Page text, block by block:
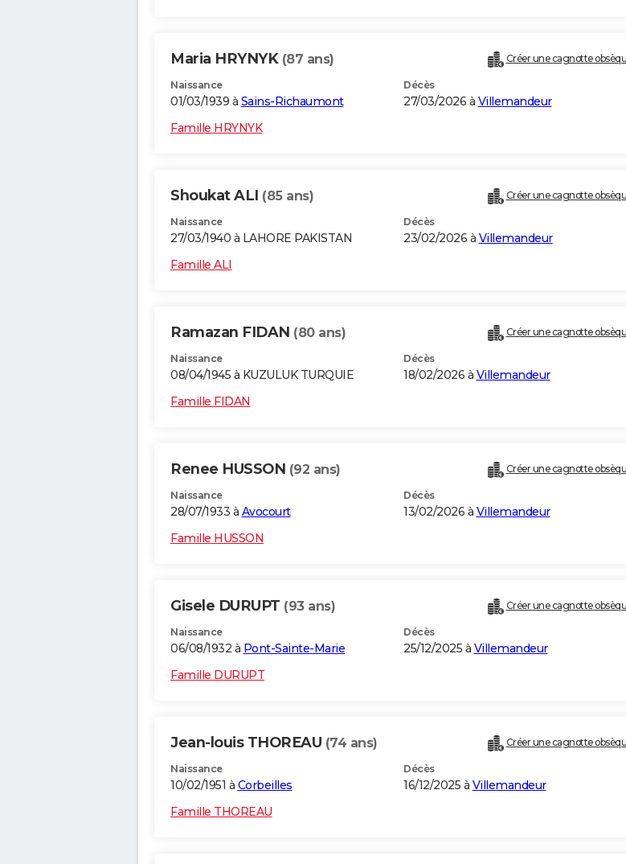
Maria HRYNYK (87 ans) Créer une cagnotte
Naissance
01/03/1939 à Sains-Richaumont
Décès
27/03/2026 à Villemandeur
Famille HRYNYK
Shoukat ALI (85 ans) Créer une cagnotte
Naissance
27/03/1940 à LAHORE PAKISTAN
Décès
23/02/2026 à Villemandeur
Famille ALI
Ramazan FIDAN (80 ans) Créer une cagnotte
Naissance
08/04/1945 à KUZULUK TURQUIE
Décès
18/02/2026 à Villemandeur
Famille FIDAN
Renee HUSSON (92 ans) Créer une cagnotte
Naissance
28/07/1933 à Avocourt
Décès
13/02/2026 à Villemandeur
Famille HUSSON
Gisele DURUPT (93 ans) Créer une cagnotte
Naissance
06/08/1932 à Pont-Sainte-Marie
Décès
25/12/2025 à Villemandeur
Famille DURUPT
Jean-louis THOREAU (74 ans) Créer une cagnotte
Naissance
10/02/1951 à Corbeilles
Décès
16/12/2025 à Villemandeur
Famille THOREAU